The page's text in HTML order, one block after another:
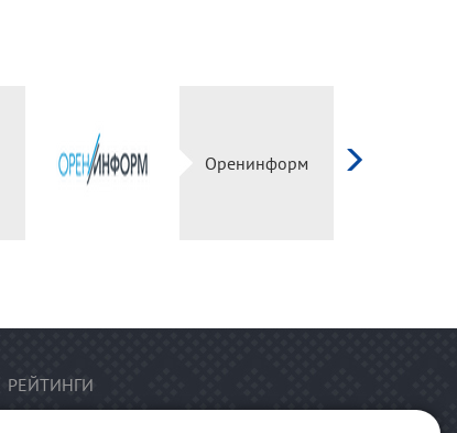
Оренинформ
РЕЙТИНГИ